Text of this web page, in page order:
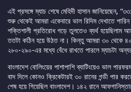
এই প্রসঙ্গে ম্যাচ শেষে মেহিদী হাসান জানিয়েছেন,
শুরু থেকেই আমরা একেবারে ভাল রিদিম দেখাতে
শক্তিশালী প্রতিরোধ গড়ে তুলতেও ব্যর্থ হয়েছিলাম
ততটা কঠিন হয়ে উঠত না। কিন্তু আমরা ৩০ থেকে ৪০
২৮০-২৯০-এর মধ্যে বেঁধে রাখতে পারলে ম্যাচটা
বাংলাদেশ বোলিংয়ের পাশাপাশি ব্যাটিংয়েও ভাল
বাদ দিলে কোনও ক্রিকেটারই ৩০ রানের গন্ডী পার
শেষ হয়ে গিয়েছিল বাংলাদেশ। ১৪২ রানে